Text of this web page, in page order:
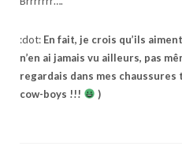
:dot: En fait, je crois qu’ils
n’en ai jamais vu ailleurs, pas
regardais dans mes chaussures
cow-boys !!!
)